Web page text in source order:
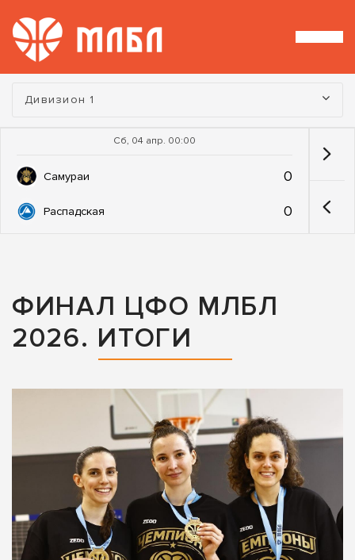
Турнир:
Дивизион 1
Сб, 04 апр. 00:00
Самураи 0
Распадская 0
ФИНАЛ ЦФО МЛБЛ
2026. ИТОГИ